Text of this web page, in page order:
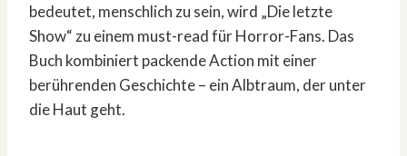
bedeutet, menschlich zu sein, wird „Die letzte
Show“ zu einem must-read für Horror-Fans. Das
Buch kombiniert packende Action mit einer
berührenden Geschichte – ein Albtraum, der unter
die Haut geht.